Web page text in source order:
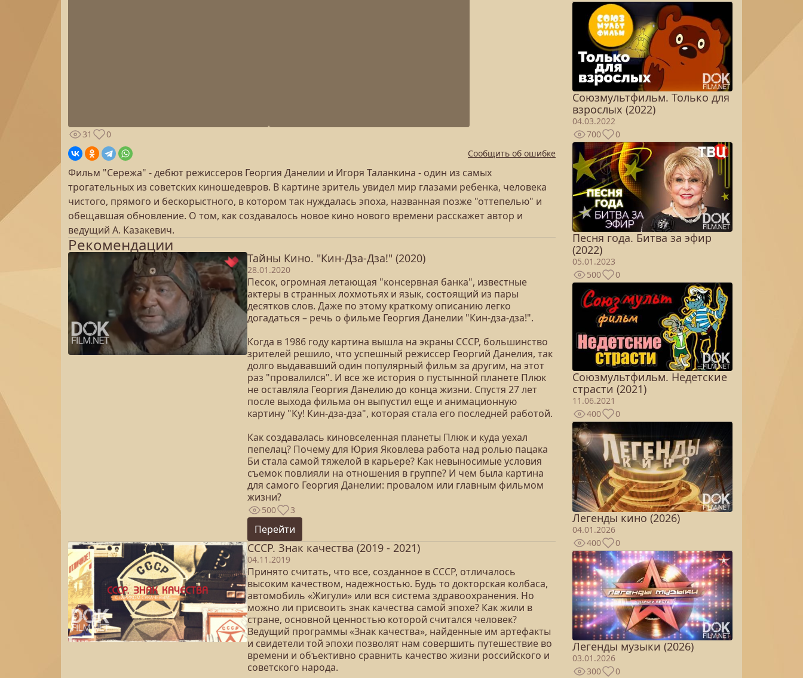
31
0
Сообщить об ошибке
Фильм "Сережа" - дебют режиссеров Георгия Данелии и Игоря Таланкина - один из самых
трогательных из советских киношедевров. В картине зритель увидел мир глазами ребенка, человека
чистого, прямого и бескорыстного, в котором так нуждалась эпоха, названная позже "оттепелью" и
обещавшая обновление. О том, как создавалось новое кино нового времени расскажет автор и
ведущий А. Казакевич.
Рекомендации
Тайны Кино. "Кин-Дза-Дза!" (2020)
28.01.2020
Песок, огромная летающая "консервная банка", известные
актеры в странных лохмотьях и язык, состоящий из пары
десятков слов. Даже по этому краткому описанию легко
догадаться – речь о фильме Георгия Данелии "Кин-дза-дза!".
Когда в 1986 году картина вышла на экраны СССР, большинство
зрителей решило, что успешный режиссер Георгий Данелия, так
долго выдававший один популярный фильм за другим, на этот
раз "провалился". И все же история о пустынной планете Плюк
не оставляла Георгия Данелию до конца жизни. Спустя 27 лет
после выхода фильма он выпустил еще и анимационную
картину "Ку! Кин-дза-дза", которая стала его последней работой.
Как создавалась киновселенная планеты Плюк и куда уехал
пепелац? Почему для Юрия Яковлева работа над ролью пацака
Би стала самой тяжелой в карьере? Как невыносимые условия
съемок повлияли на отношения в группе? И чем была картина
для самого Георгия Данелии: провалом или главным фильмом
жизни?
500 3
Перейти
СССР. Знак качества (2019 - 2021)
04.11.2019
Принято считать, что все, созданное в СССР, отличалось
высоким качеством, надежностью. Будь то докторская колбаса,
автомобиль «Жигули» или вся система здравоохранения. Но
можно ли присвоить знак качества самой эпохе? Как жили в
стране, основной ценностью которой считался человек?
Ведущий программы «Знак качества», найденные им артефакты
и свидетели той эпохи позволят нам совершить путешествие во
времени и объективно сравнить качество жизни российского и
советского народа.
Союзмультфильм. Только для
взрослых (2022)
04.03.2022
700
0
Песня года. Битва за эфир
(2022)
05.01.2023
500
0
Союзмультфильм. Недетские
страсти (2021)
11.06.2021
400
0
Легенды кино (2026)
04.01.2026
400
0
Легенды музыки (2026)
03.01.2026
300
0